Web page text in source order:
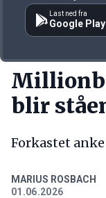
blir
Forkastet
MARIUS ROSBACH
01.06.2026
Last ned fra
Google Play